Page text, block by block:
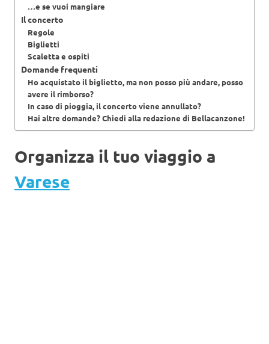
…e se vuoi mangiare
Il concerto
Regole
Biglietti
Scaletta e ospiti
Domande frequenti
Ho acquistato il biglietto, ma non posso più andare, posso
avere il rimborso?
In caso di pioggia, il concerto viene annullato?
Hai altre domande? Chiedi alla redazione di Bellacanzone!
Organizza il tuo viaggio a
Varese